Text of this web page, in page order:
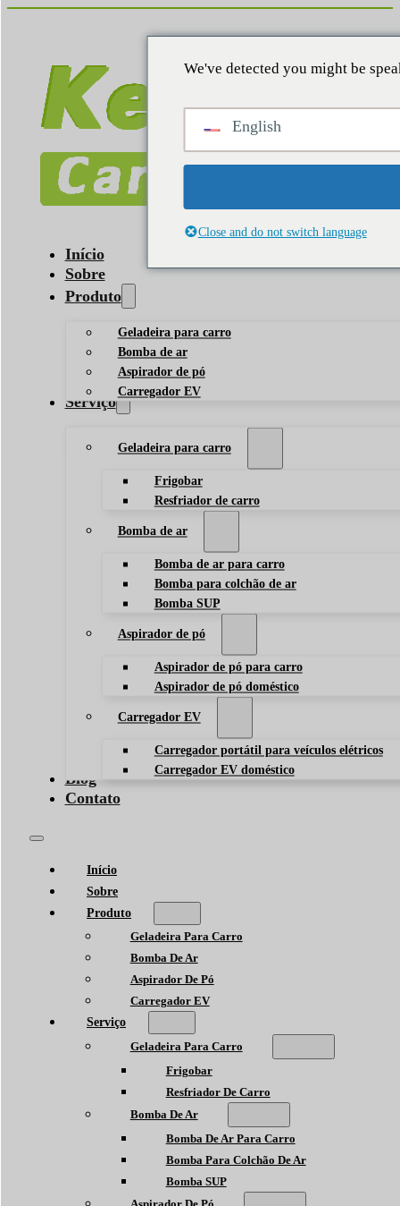
Início
Sobre
Produto
Geladeira para carro
Bomba de ar
Aspirador de pó
Carregador EV
Serviço
Geladeira para carro
Frigobar
Resfriador de carro
Bomba de ar
Bomba de ar para carro
Bomba para colchão de ar
Bomba SUP
Aspirador de pó
Aspirador de pó para carro
Aspirador de pó doméstico
Carregador EV
Carregador portátil para veículos elétricos
Carregador EV doméstico
Blog
Contato
Início
Sobre
Produto
Geladeira Para Carro
Bomba De Ar
Aspirador De Pó
Carregador EV
Serviço
Geladeira Para Carro
Frigobar
Resfriador De Carro
Bomba De Ar
Bomba De Ar Para Carro
Bomba Para Colchão De Ar
Bomba SUP
We've detected you might be
English
Close and do not switch language